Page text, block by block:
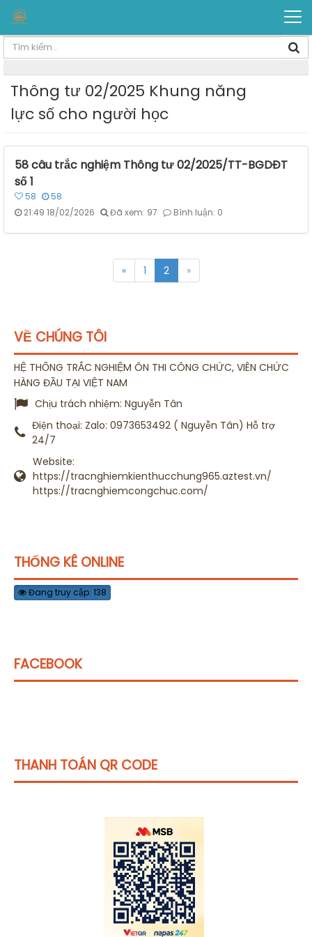
Thông tư 02/2025 Khung năng
lực số cho người học
58 câu trắc nghiệm Thông tư 02/2025/TT-BGDĐT
số 1
58
58
21:49 18/02/2026
Đã xem: 97 Bình luận: 0
« 1 2 »
VỀ CHÚNG TÔI
HỆ THỐNG TRẮC NGHIỆM ÔN THI CÔNG CHỨC, VIÊN CHỨC
HÀNG ĐẦU TẠI VIỆT NAM
Chịu trách nhiệm: Nguyễn Tân
Điện thoại: Zalo: 0973653492 ( Nguyễn Tân) Hỗ trợ
24/7
Website:
https://tracnghiemkienthucchung965.aztest.vn/
https://tracnghiemcongchuc.com/
THỐNG KÊ ONLINE
Đang truy cập: 138
FACEBOOK
THANH TOÁN QR CODE